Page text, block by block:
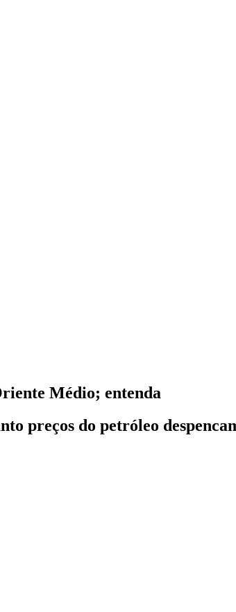
Médio; entenda
preços do petróleo